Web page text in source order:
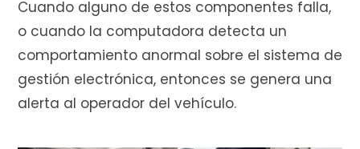
Cuando alguno de estos componentes falla,
o cuando la computadora detecta un
comportamiento anormal sobre el sistema de
gestión electrónica, entonces se genera una
alerta al operador del vehículo.